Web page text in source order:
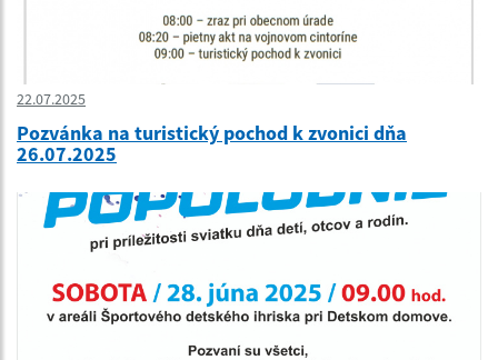
22.07.2025
Pozvánka na turistický pochod k zvonici dňa
26.07.2025